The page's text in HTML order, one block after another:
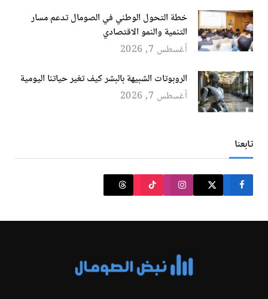
خطة التحول الوطني في الصومال تدعم مسار
التنمية والنمو الاقتصادي
أغسطس 7, 2026
الروبوتات الشبيهة بالبشر كيف تغير حياتنا اليومية
أغسطس 7, 2026
تابعنا